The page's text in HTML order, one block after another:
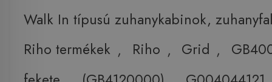
Walk In típusú zuhanykabinok,
Riho termékek , Riho , Grid ,